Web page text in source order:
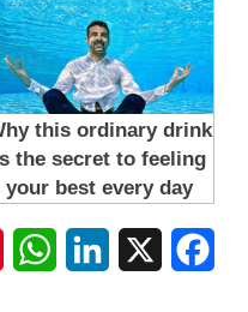
Facebook
LinkedIn